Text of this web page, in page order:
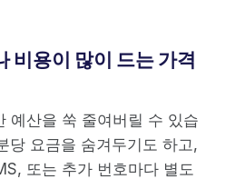
비용이 많이 드는 가격
예산을 쑥 줄여버릴 수 있습
당 요금을 숨겨두기도 하고,
또는 추가 번호마다 별도